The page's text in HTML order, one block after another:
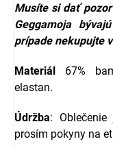
Musíte si dať
Geggamojabývajú
prípade nekupujte
Materiál 67%
elastan.
Údržba:
prosím pokyny na